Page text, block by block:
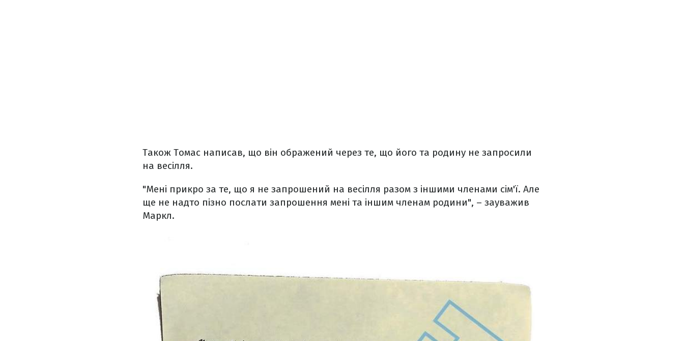
Також Томас написав, що він ображений через те, що його та родину не запросили
на весілля.
"Мені прикро за те, що я не запрошений на весілля разом з іншими членами сім'ї. Але
ще не надто пізно послати запрошення мені та іншим членам родини", – зауважив
Маркл.